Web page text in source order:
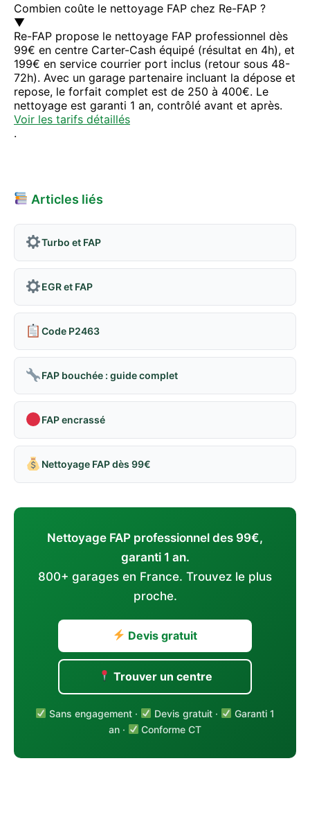
Combien coûte le nettoyage FAP chez Re-FAP ?
▼
Re-FAP propose le nettoyage FAP professionnel dès
99€ en centre Carter-Cash équipé (résultat en 4h), et
199€ en service courrier port inclus (retour sous 48-
72h). Avec un garage partenaire incluant la dépose et
repose, le forfait complet est de 250 à 400€. Le
nettoyage est garanti 1 an, contrôlé avant et après.
Voir les tarifs détaillés
.
Articles liés
Turbo et FAP
EGR et FAP
Code P2463
FAP bouchée : guide complet
FAP encrassé
Nettoyage FAP dès 99€
Nettoyage FAP professionnel des 99€,
garanti 1 an.
800+ garages en France. Trouvez le plus
proche.
Devis gratuit
Trouver un centre
Sans engagement · Devis gratuit ·
Garanti 1
an ·
Conforme CT